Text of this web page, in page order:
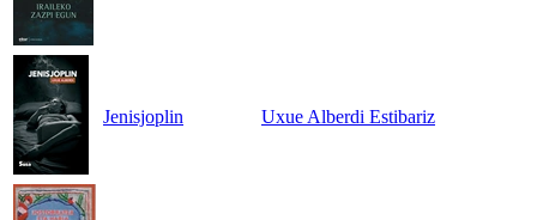
Jenisjoplin Uxue Alberdi Estibariz